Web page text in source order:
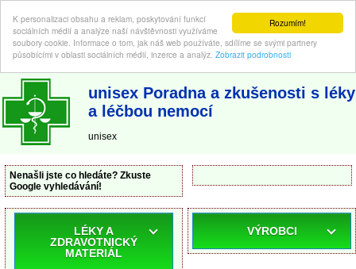
Rozumím!
K personalizaci obsahu a reklam, poskytování funkcí
sociálních médií a analýze naší návštěvnosti využíváme
soubory cookie. Informace o tom, jak náš web používáte, sdílíme se svými partnery
působícími v oblasti sociálních médií, inzerce a analýz. Zobrazit podrobnosti
ABC-LEKARNA.cz | Poradna a zkušenosti s léky a léčbou nemocí
unisex Poradna a zkušenosti s léky
a léčbou nemocí
unisex
Nenašli jste co hledáte? Zkuste
Google vyhledávání!
LÉKY A
ZDRAVOTNICKÝ
MATERIÁL
VÝROBCI